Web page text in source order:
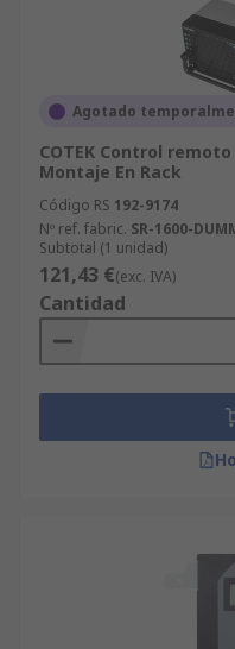
Agotado
COTEK Control
Montaje En Rack
Código RS 192-9174
Nº ref. fabric. SR-1600-
Subtotal (1 unidad)
121,43 €(exc. IVA)
Cantidad